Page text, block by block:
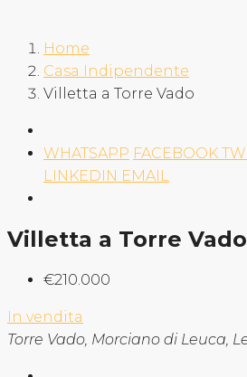
Home
Casa Indipendente
Villetta a Torre Vado
WHATSAPP FACEBOOK
LINKEDIN EMAIL
Villetta a Torre Vado
€210.000
In vendita
Torre Vado, Morciano di Leuca,